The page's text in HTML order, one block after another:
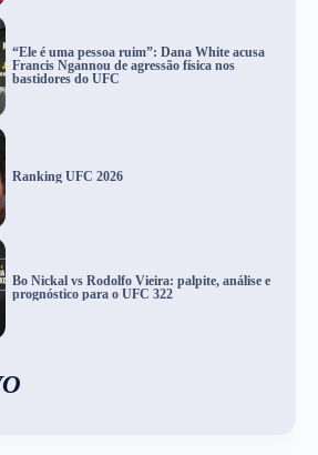
“Ele é uma pessoa ruim”: Dana White acusa
Francis Ngannou de agressão física nos
bastidores do UFC
Ranking UFC 2026
Bo Nickal vs Rodolfo Vieira: palpite, análise e
prognóstico para o UFC 322